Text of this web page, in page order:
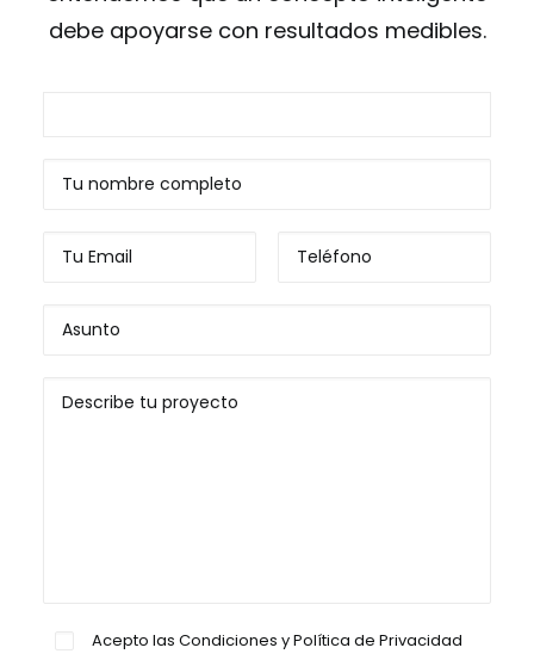
debe apoyarse con resultados medibles.
Acepto lasCondiciones y Política de Privacidad